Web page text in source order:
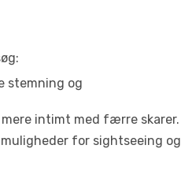
stemning og
intimt med færre skarer.
for sightseeing og